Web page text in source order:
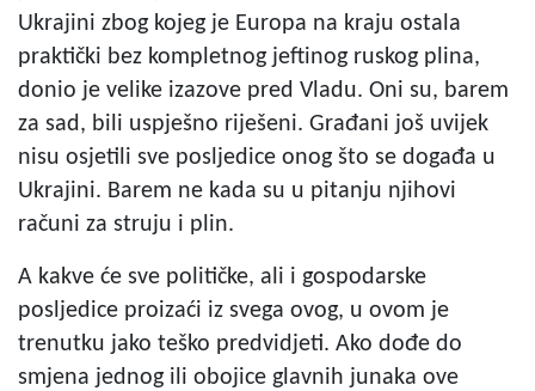
Ukrajini zbog kojeg je Europa na kraju ostala
praktički bez kompletnog jeftinog ruskog plina,
donio je velike izazove pred Vladu. Oni su, barem
za sad, bili uspješno riješeni. Građani još uvijek
nisu osjetili sve posljedice onog što se događa u
Ukrajini. Barem ne kada su u pitanju njihovi
računi za struju i plin.
A kakve će sve političke, ali i gospodarske
posljedice proizaći iz svega ovog, u ovom je
trenutku jako teško predvidjeti. Ako dođe do
smjena jednog ili obojice glavnih junaka ove